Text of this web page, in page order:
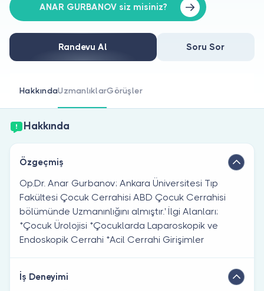
Doktorlar için
Doktor musunuz?
ANAR GURBANOV siz misiniz?
Randevu Al Soru Sor
HakkındaUzmanlıklarGörüşler
Hakkında
Özgeçmiş
Op.Dr. Anar Gurbanov; Ankara Üniversitesi Tıp
Fakültesi Çocuk Cerrahisi ABD Çocuk Cerrahisi
bölümünde Uzmanınlığını almıştır.' İlgi Alanları;
*Çocuk Ürolojisi *Çocuklarda Laparoskopik ve
Endoskopik Cerrahi *Acil Cerrahi Girişimler
İş Deneyimi